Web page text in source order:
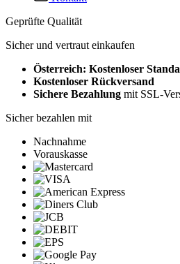
Geprüfte Qualität
Sicher und vertraut einkaufen
Österreich: Kostenloser
Kostenloser Rückversand
Sichere Bezahlung mit SSL-
Sicher bezahlen mit
Nachnahme
Vorauskasse